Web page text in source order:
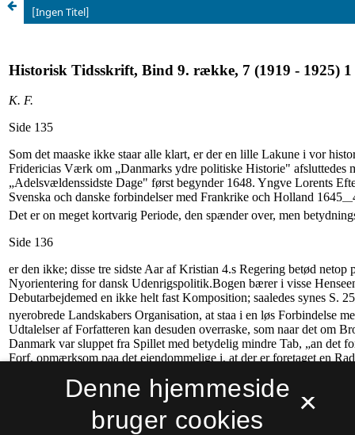
[Ingen Titel]
×
Denne hjemmeside
bruger cookies